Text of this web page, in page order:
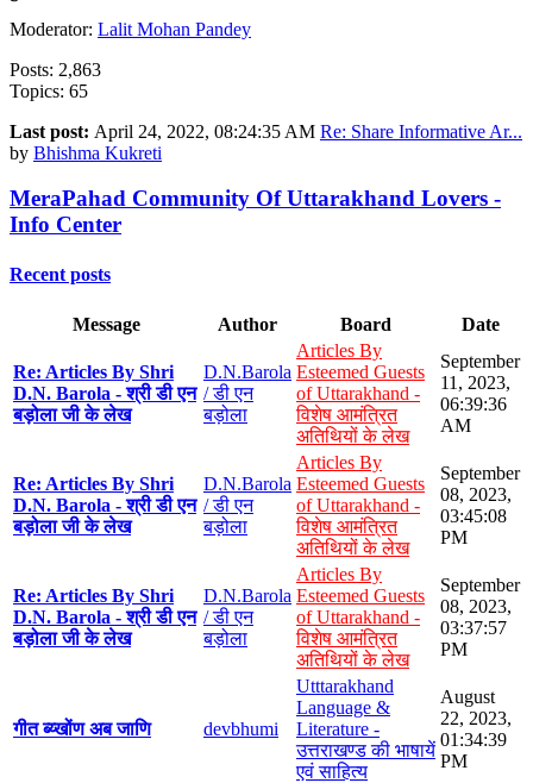
Moderator: Lalit Mohan Pandey
Posts: 2,863
Topics: 65
Last post: April 24, 2022, 08:24:35 AM Re: Share Informative Ar...
by Bhishma Kukreti
MeraPahad Community Of Uttarakhand Lovers -
Info Center
Recent posts
Message Author Board Date
Re: Articles By Shri
D.N. Barola - श्री डी एन
बड़ोला जी के लेख
D.N.Barola
/ डी एन
बड़ोला
Articles By
Esteemed Guests
of Uttarakhand -
विशेष आमंत्रित
अतिथियों के लेख
September
11, 2023,
06:39:36
AM
Re: Articles By Shri
D.N. Barola - श्री डी एन
बड़ोला जी के लेख
D.N.Barola
/ डी एन
बड़ोला
Articles By
Esteemed Guests
of Uttarakhand -
विशेष आमंत्रित
अतिथियों के लेख
September
08, 2023,
03:45:08
PM
Re: Articles By Shri
D.N. Barola - श्री डी एन
बड़ोला जी के लेख
D.N.Barola
/ डी एन
बड़ोला
Articles By
Esteemed Guests
of Uttarakhand -
विशेष आमंत्रित
अतिथियों के लेख
September
08, 2023,
03:37:57
PM
गीत ब्य्खोंण अब जाणि devbhumi
Utttarakhand
Language &
Literature -
उत्तराखण्ड की भाषायें
एवं साहित्य
August
22, 2023,
01:34:39
PM